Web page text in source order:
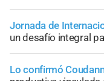
Jornada de
un desafío integral
Lo confirmó